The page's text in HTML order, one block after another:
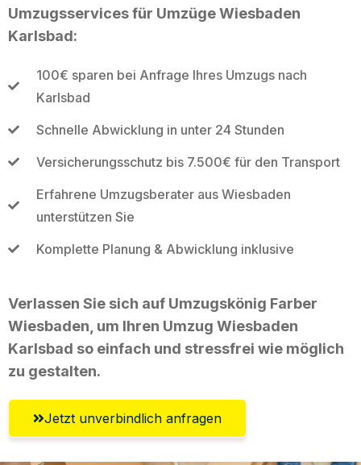
Umzugsservices für Umzüge Wiesbaden
Karlsbad:
100€ sparen bei Anfrage Ihres Umzugs nach
Karlsbad
Schnelle Abwicklung in unter 24 Stunden
Versicherungsschutz bis 7.500€ für den Transport
Erfahrene Umzugsberater aus Wiesbaden
unterstützen Sie
Komplette Planung & Abwicklung inklusive
Verlassen Sie sich auf Umzugskönig Farber
Wiesbaden, um Ihren Umzug Wiesbaden
Karlsbad so einfach und stressfrei wie möglich
zu gestalten.
Jetzt unverbindlich anfragen